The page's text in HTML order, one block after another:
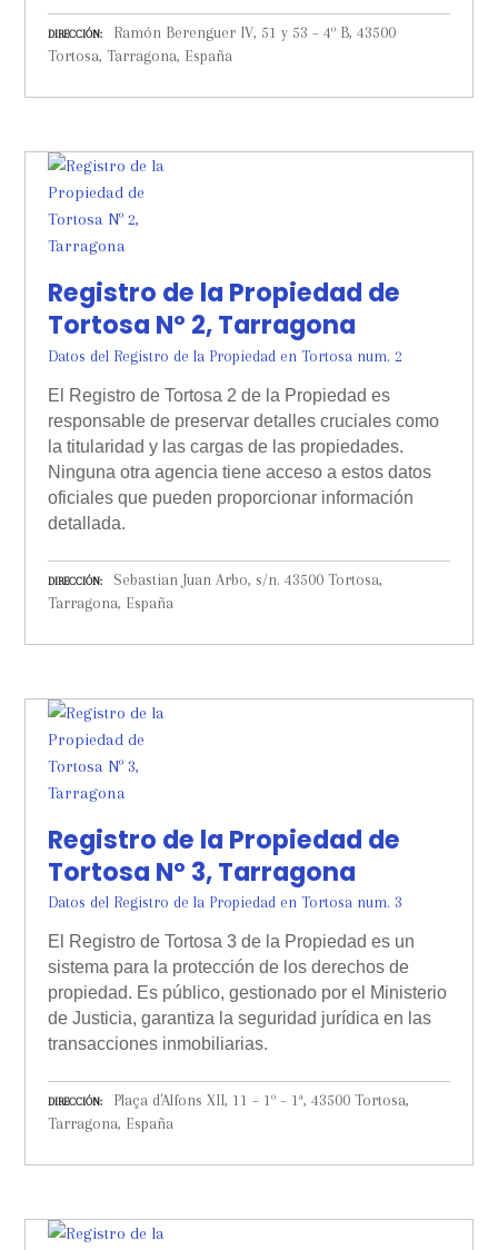
DIRECCIÓN
Ramón Berenguer IV, 51 y 53 – 4º B, 43500
Tortosa, Tarragona, España
Registro de la Propiedad de
Tortosa Nº 2, Tarragona
Datos del Registro de la Propiedad en Tortosa num. 2
El Registro de Tortosa 2 de la Propiedad es
responsable de preservar detalles cruciales como
la titularidad y las cargas de las propiedades.
Ninguna otra agencia tiene acceso a estos datos
oficiales que pueden proporcionar información
detallada.
DIRECCIÓN
Sebastian Juan Arbo, s/n. 43500 Tortosa,
Tarragona, España
Registro de la Propiedad de
Tortosa Nº 3, Tarragona
Datos del Registro de la Propiedad en Tortosa num. 3
El Registro de Tortosa 3 de la Propiedad es un
sistema para la protección de los derechos de
propiedad. Es público, gestionado por el Ministerio
de Justicia, garantiza la seguridad jurídica en las
transacciones inmobiliarias.
DIRECCIÓN
Plaça d'Alfons XII, 11 – 1º – 1ª, 43500 Tortosa,
Tarragona, España